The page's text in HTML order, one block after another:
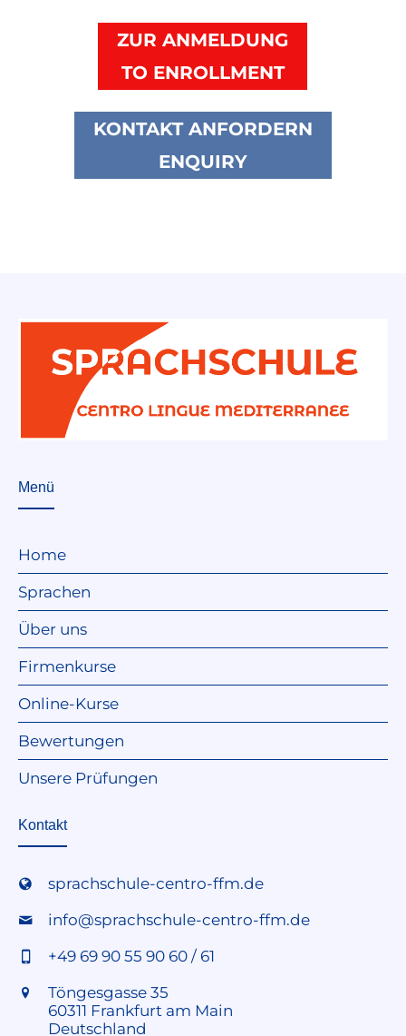
ZUR ANMELDUNG
TO ENROLLMENT
KONTAKT ANFORDERN
ENQUIRY
Menü
Home
Sprachen
Über uns
Firmenkurse
Online-Kurse
Bewertungen
Unsere Prüfungen
Kontakt
sprachschule-centro-ffm.de
info@sprachschule-centro-ffm.de
+49 69 90 55 90 60 / 61
Töngesgasse 35
60311 Frankfurt am Main
Deutschland